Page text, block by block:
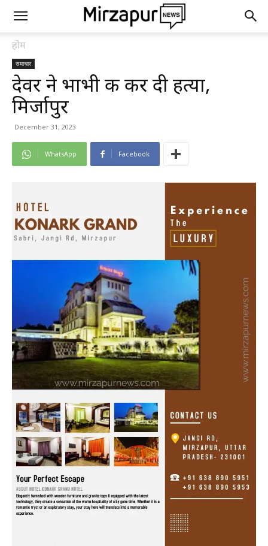
होम
समाचार
देवर ने भाभी की कर दी हत्या,
मिर्जापुर
December 31, 2023
WhatsApp Facebook